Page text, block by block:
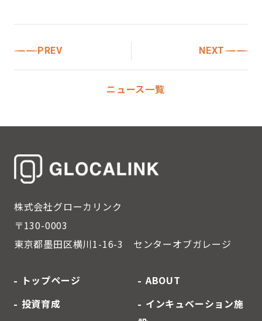
PREV NEXT
ニュース一覧
株式会社グローカリンク
〒130-0003
東京都墨田区横川1-16-3 センターオブガレージ
トップページ
ABOUT
投資育成
インキュベーション施